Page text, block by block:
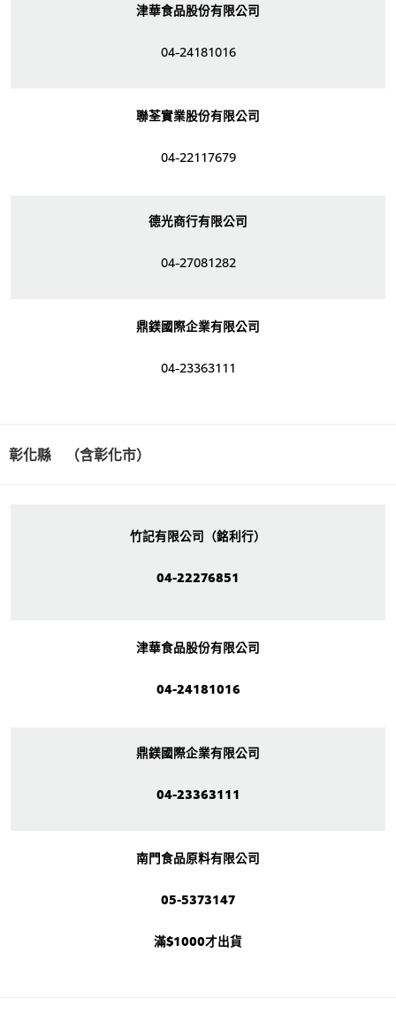
津華食品股份有限公司
04-24181016
聯荃實業股份有限公司
04-22117679
德光商行有限公司
04-27081282
鼎鎂國際企業有限公司
04-23363111
彰化縣 （含彰化市）
竹記有限公司（銘利行）
04-22276851
津華食品股份有限公司
04-24181016
鼎鎂國際企業有限公司
04-23363111
南門食品原料有限公司
05-5373147
滿$1000才出貨